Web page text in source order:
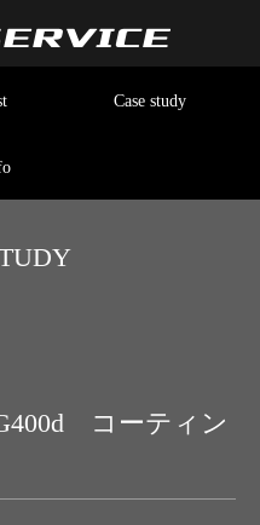
Case study
コーティン